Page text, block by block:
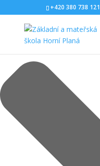
Spravovat Souhlas s cookies
+420 380 738 121